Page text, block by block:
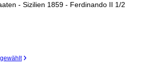
- Sizilien 1859 - Ferdinando II 1/2